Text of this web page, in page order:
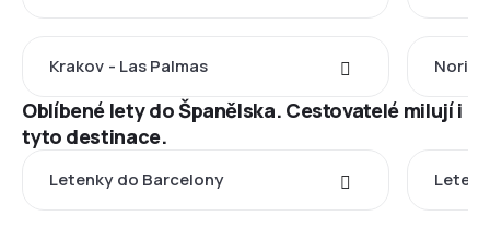
Krakov - Las Palmas
Oblíbené lety do Španělska. Cestovatelé milují i
tyto destinace.
Letenky do Barcelony